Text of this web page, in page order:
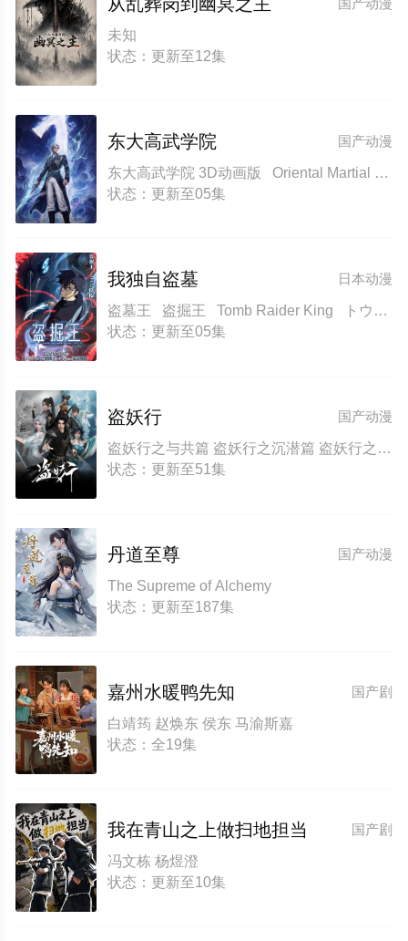
国产动漫
未知
状态：更新至12集
国产动漫
东大高武学院
东大高武学院 3D动画版 Oriental Martial Academy Eastern High Armed University
状态：更新至05集
日本动漫
我独自盗墓
盗墓王 盗掘王 Tomb Raider King トウクツオウ
状态：更新至05集
国产动漫
盗妖行
盗妖行之与共篇 盗妖行之沉潜篇 盗妖行之兢慎篇 Aliens Among Immortals
状态：更新至51集
国产动漫
丹道至尊
The Supreme of Alchemy
状态：更新至187集
国产剧
嘉州水暖鸭先知
白靖筠 赵焕东 侯东 马渝斯嘉
状态：全19集
国产剧
我在青山之上做扫地担当
冯文栋 杨煜澄
状态：更新至10集